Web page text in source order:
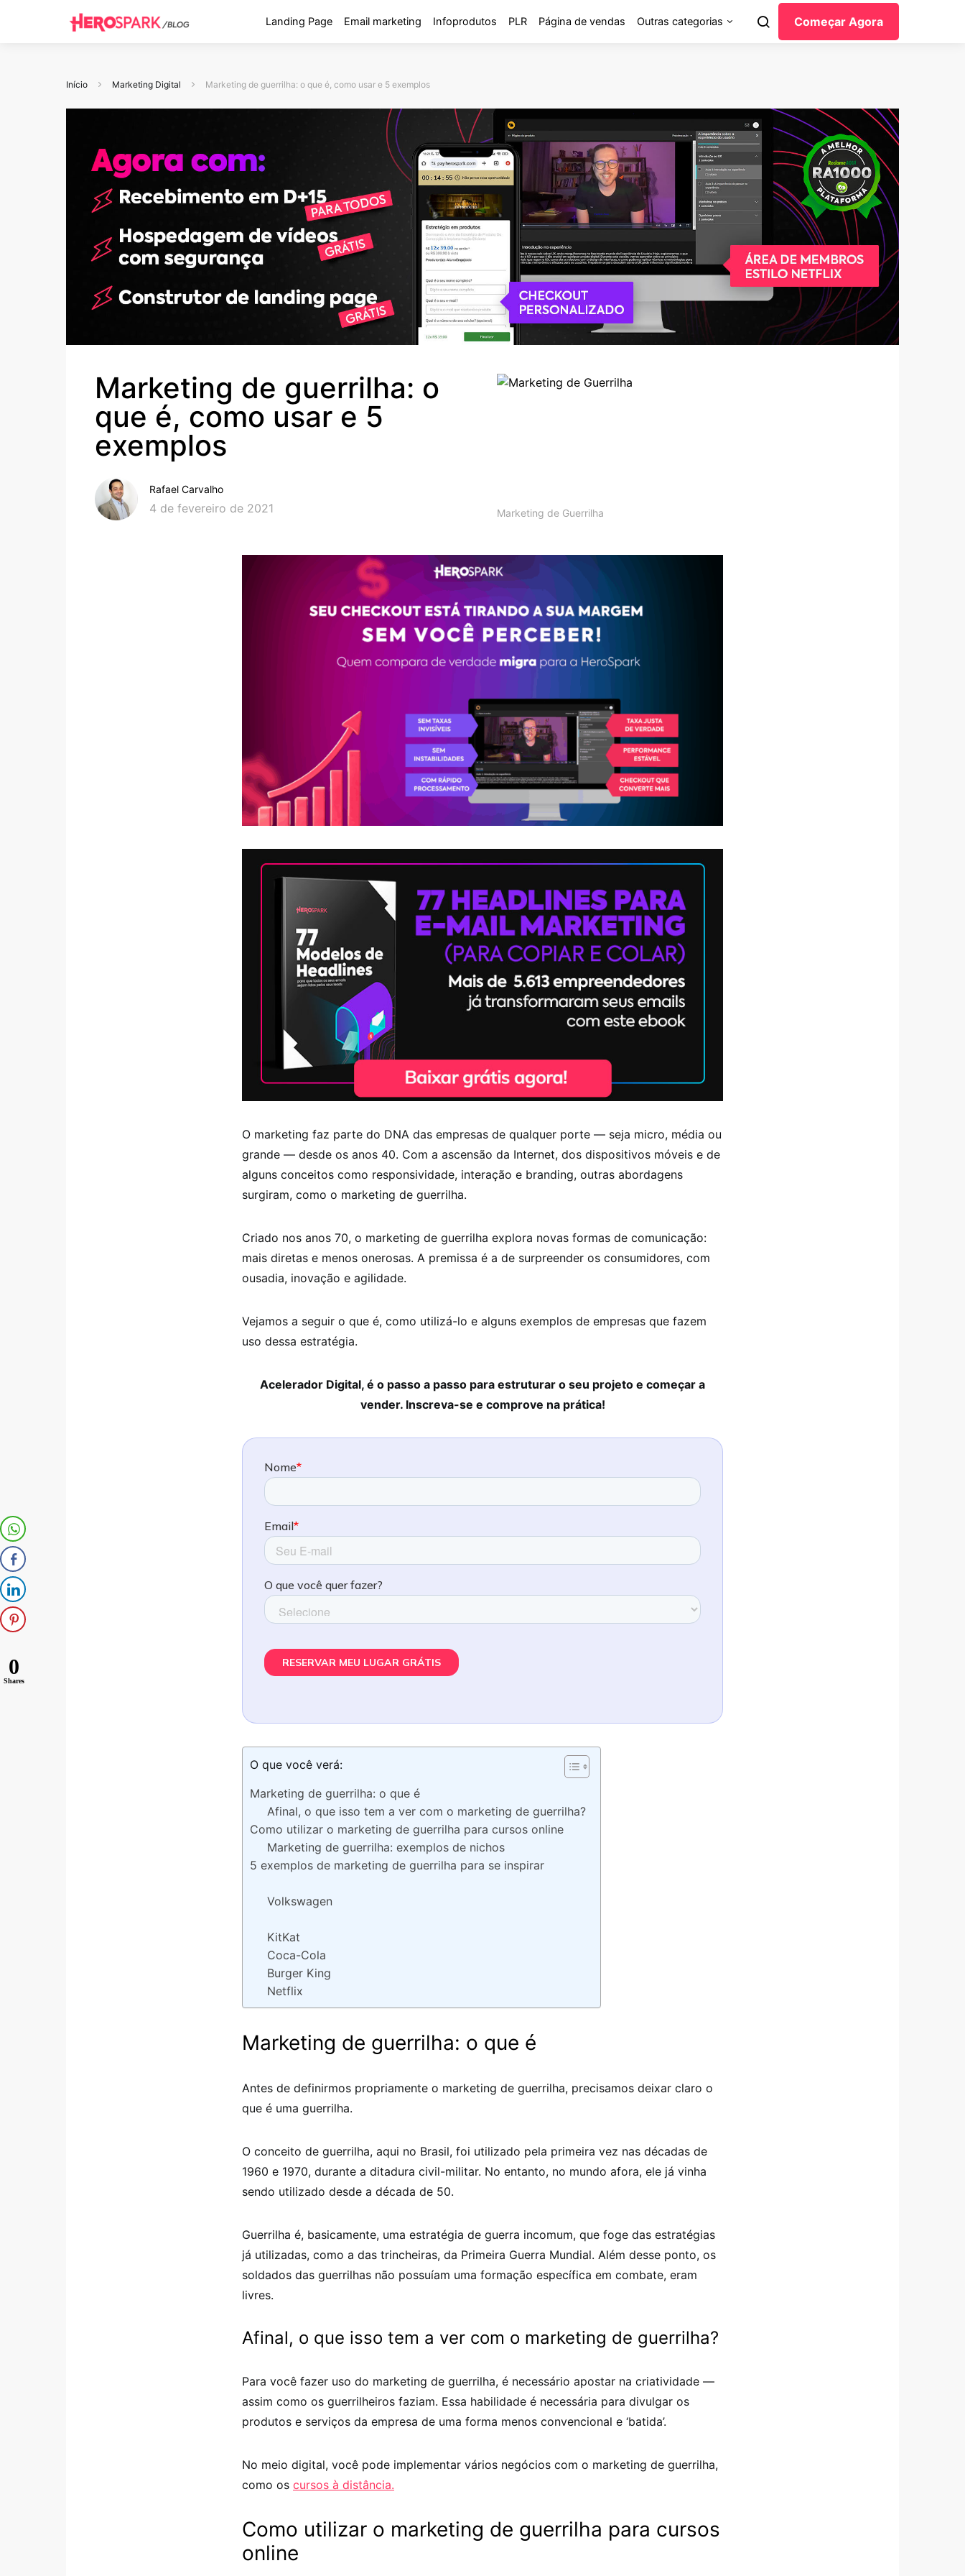
Landing Page Email marketing Infoprodutos PLR Página de vendas Outras categorias Começar Agora
Início Marketing Digital Marketing de guerrilha: o que é, como usar e 5 exemplos
Marketing de guerrilha: o
que é, como usar e 5
exemplos
Rafael Carvalho
4 de fevereiro de 2021 Marketing de Guerrilha
O marketing faz parte do DNA das empresas de qualquer porte — seja micro, média ou
grande — desde os anos 40. Com a ascensão da Internet, dos dispositivos móveis e de
alguns conceitos como responsividade, interação e branding, outras abordagens
surgiram, como o marketing de guerrilha.
Criado nos anos 70, o marketing de guerrilha explora novas formas de comunicação:
mais diretas e menos onerosas. A premissa é a de surpreender os consumidores, com
ousadia, inovação e agilidade.
Vejamos a seguir o que é, como utilizá-lo e alguns exemplos de empresas que fazem
uso dessa estratégia.
Acelerador Digital, é o passo a passo para estruturar o seu projeto e começar a
vender. Inscreva-se e comprove na prática!
O que você verá:
Marketing de guerrilha: o que é
Afinal, o que isso tem a ver com o marketing de guerrilha?
Como utilizar o marketing de guerrilha para cursos online
Marketing de guerrilha: exemplos de nichos
5 exemplos de marketing de guerrilha para se inspirar
Volkswagen
KitKat
Coca-Cola
Burger King
Netflix
Marketing de guerrilha: o que é
Antes de definirmos propriamente o marketing de guerrilha, precisamos deixar claro o
que é uma guerrilha.
O conceito de guerrilha, aqui no Brasil, foi utilizado pela primeira vez nas décadas de
1960 e 1970, durante a ditadura civil-militar. No entanto, no mundo afora, ele já vinha
sendo utilizado desde a década de 50.
Guerrilha é, basicamente, uma estratégia de guerra incomum, que foge das estratégias
já utilizadas, como a das trincheiras, da Primeira Guerra Mundial. Além desse ponto, os
soldados das guerrilhas não possuíam uma formação específica em combate, eram
livres.
Afinal, o que isso tem a ver com o marketing de guerrilha?
Para você fazer uso do marketing de guerrilha, é necessário apostar na criatividade —
assim como os guerrilheiros faziam. Essa habilidade é necessária para divulgar os
produtos e serviços da empresa de uma forma menos convencional e ‘batida’.
No meio digital, você pode implementar vários negócios com o marketing de guerrilha,
como os cursos à distância.
Como utilizar o marketing de guerrilha para cursos
online
0
Shares